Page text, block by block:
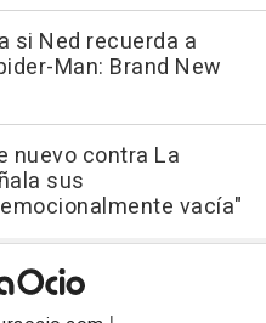
si Ned recuerda a
Man: Brand New
nuevo contra La
sus
vacía"